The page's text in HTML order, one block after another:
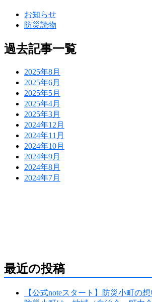
お知らせ
防災読物
過去記事一覧
2025年8月
2025年6月
2025年5月
2025年4月
2025年3月
2024年12月
2024年11月
2024年10月
2024年9月
2024年8月
2024年7月
最近の投稿
【公式noteスタート】防災小町の